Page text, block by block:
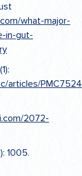
what-major-
in-gut-
articles/
2072-
1005.